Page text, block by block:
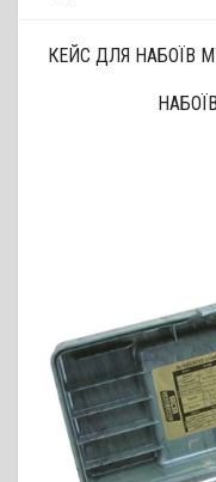
КЕЙС ДЛЯ НАБОЇВ